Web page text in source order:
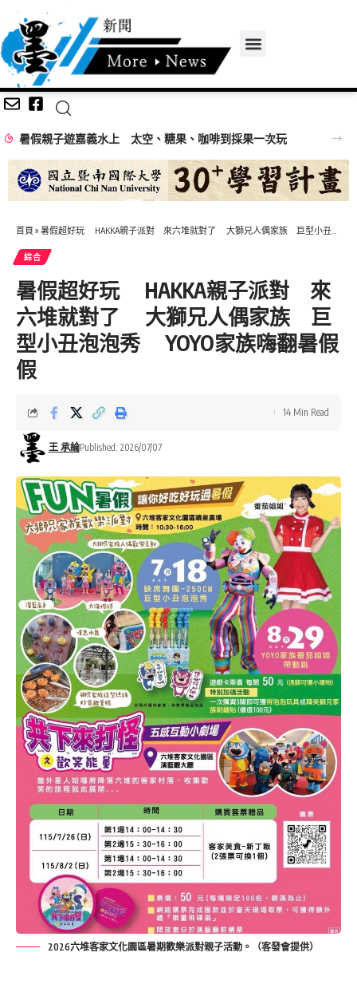
暑假親子遊嘉義水上 太空、糖果、咖啡到採果一次玩
首頁 » 暑假超好玩 HAKKA親子派對 來六堆就對了 大獅兄人偶家族 巨型小丑泡泡秀 YOYO家族嗨翻暑假假
綜合
暑假超好玩 HAKKA親子派對 來
六堆就對了 大獅兄人偶家族 巨
型小丑泡泡秀 YOYO家族嗨翻暑假
假
王 承綸Published: 2026/07/07
14 Min Read
2026六堆客家文化園區暑期歡樂派對親子活動。（客發會提供）